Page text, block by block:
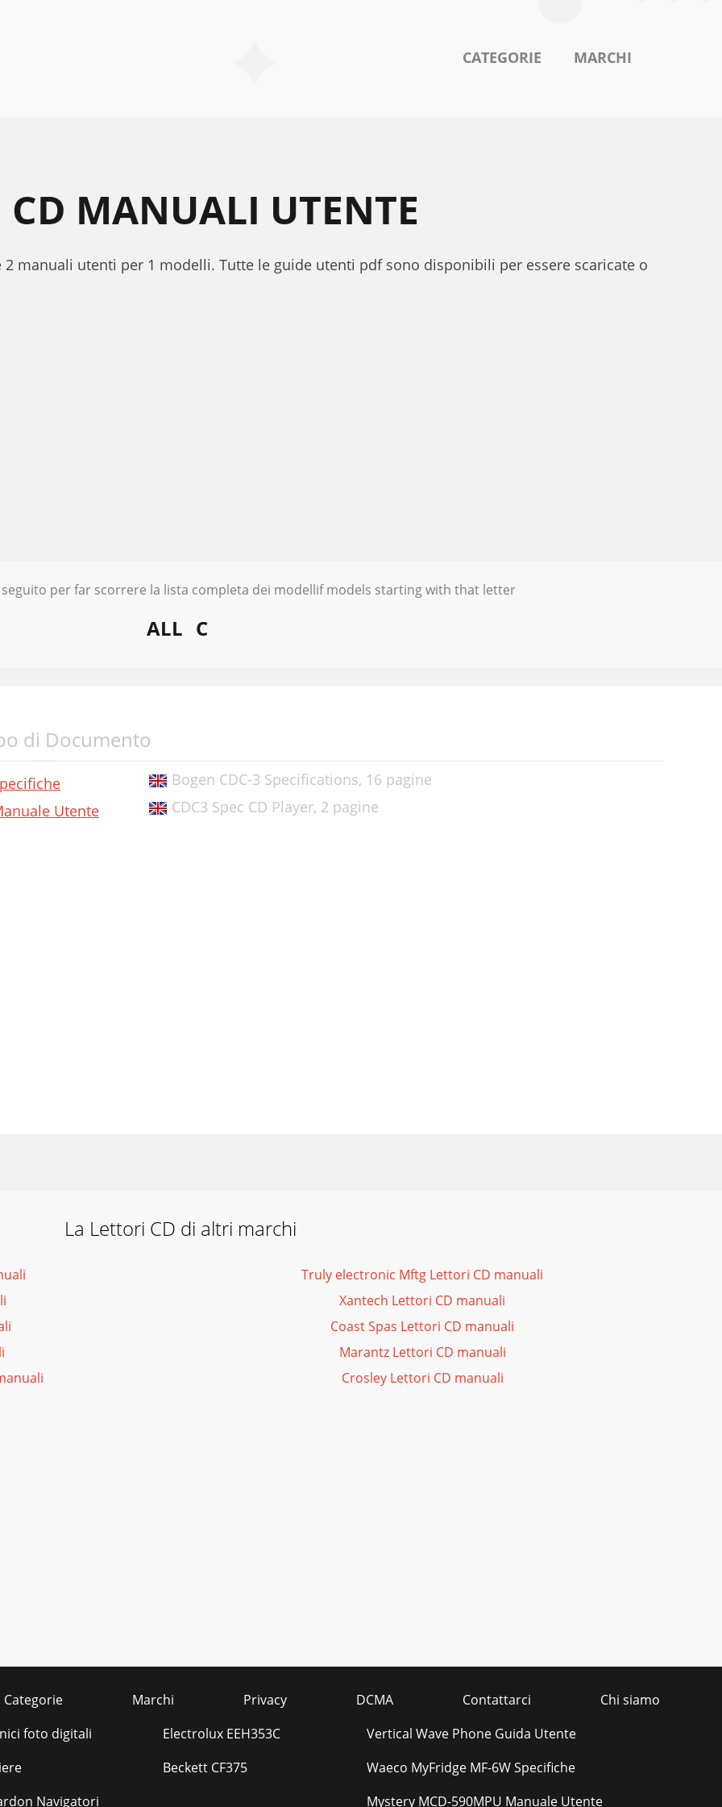
CATEGORIE MARCHI
CD MANUALI UTENTE
manuali utenti per 1 modelli. Tutte le guide utenti pdf sono disponibili per essere scaricate o
per far scorrere la lista completa dei modellif models starting with that letter
ALL C
di Documento
Bogen CDC-3 Specifications, 16 pagine
Utente
CDC3 Spec CD Player, 2 pagine
La Lettori CD di altri marchi
Truly electronic Mftg Lettori CD manuali
Xantech Lettori CD manuali
Coast Spas Lettori CD manuali
Marantz Lettori CD manuali
Crosley Lettori CD manuali
Categorie Marchi Privacy DCMA Contattarci
Chi siamo
foto digitali
Navigatori
Electrolux EEH353C
Beckett CF375
Vertical Wave Phone Guida Utente
Waeco MyFridge MF-6W Specifiche
Mystery MCD-590MPU Manuale Utente